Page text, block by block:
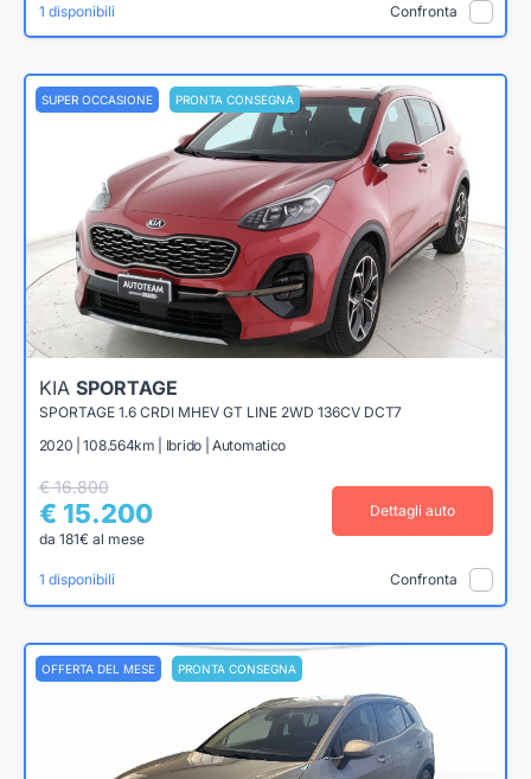
1 disponibili Confronta
SUPER OCCASIONE PRONTA CONSEGNA
KIA SPORTAGE
SPORTAGE 1.6 CRDI MHEV GT LINE 2WD 136CV DCT7
2020 | 108.564km | Ibrido | Automatico
€ 16.800
€ 15.200
da 181€ al mese
Dettagli auto
1 disponibili Confronta
OFFERTA DEL MESE PRONTA CONSEGNA